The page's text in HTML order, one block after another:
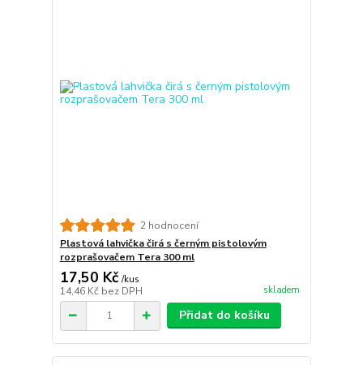
2 hodnocení
Plastová lahvička čirá s černým pistolovým
rozprašovačem Tera 300 ml
17,50 Kč /kus
14,46 Kč bez DPH skladem
Přidat do košíku